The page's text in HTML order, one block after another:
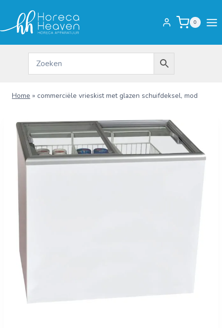
inhoud
0
Home » commerciële vrieskist met glazen schuifdeksel, mod